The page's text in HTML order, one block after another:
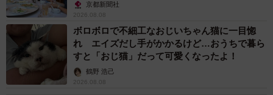
京都新聞社
2026.08.08
ボロボロで不細工なおじいちゃん猫に一目惚
れ エイズだし手がかかるけど…おうちで暮ら
すと「おじ猫」だって可愛くなったよ！
鶴野 浩己
2026.08.08